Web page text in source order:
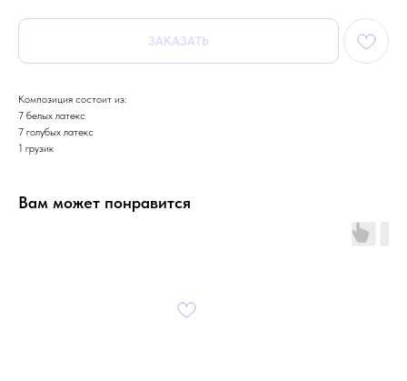
ЗАКАЗАТЬ
Композиция состоит из:
7 белых латекс
7 голубых латекс
1 грузик
Вам может понравится